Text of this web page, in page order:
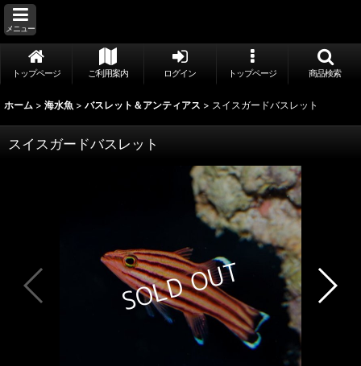
メニュー
トップページ ご利用案内 ログイン トップページ 商品検索
ホーム > 海水魚 > バスレット＆アンティアス > スイスガードバスレット
スイスガードバスレット